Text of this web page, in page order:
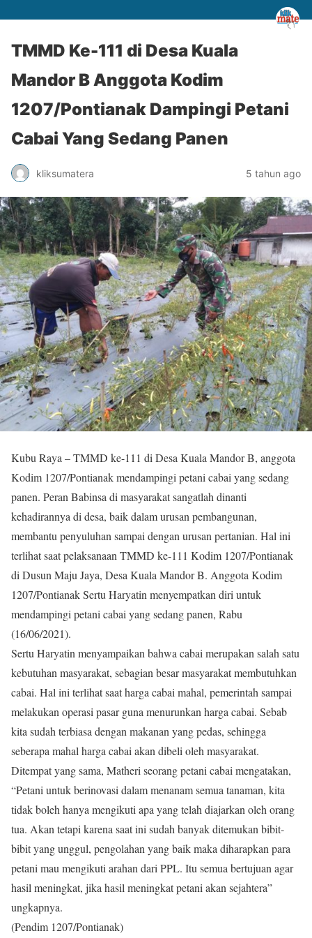
TMMD Ke-111 di Desa Kuala
Mandor B Anggota Kodim
1207/Pontianak Dampingi Petani
Cabai Yang Sedang Panen
kliksumatera 5 tahun ago
Kubu Raya – TMMD ke-111 di Desa Kuala Mandor B, anggota
Kodim 1207/Pontianak mendampingi petani cabai yang sedang
panen. Peran Babinsa di masyarakat sangatlah dinanti
kehadirannya di desa, baik dalam urusan pembangunan,
membantu penyuluhan sampai dengan urusan pertanian. Hal ini
terlihat saat pelaksanaan TMMD ke-111 Kodim 1207/Pontianak
di Dusun Maju Jaya, Desa Kuala Mandor B. Anggota Kodim
1207/Pontianak Sertu Haryatin menyempatkan diri untuk
mendampingi petani cabai yang sedang panen, Rabu
(16/06/2021).
Sertu Haryatin menyampaikan bahwa cabai merupakan salah satu
kebutuhan masyarakat, sebagian besar masyarakat membutuhkan
cabai. Hal ini terlihat saat harga cabai mahal, pemerintah sampai
melakukan operasi pasar guna menurunkan harga cabai. Sebab
kita sudah terbiasa dengan makanan yang pedas, sehingga
seberapa mahal harga cabai akan dibeli oleh masyarakat.
Ditempat yang sama, Matheri seorang petani cabai mengatakan,
“Petani untuk berinovasi dalam menanam semua tanaman, kita
tidak boleh hanya mengikuti apa yang telah diajarkan oleh orang
tua. Akan tetapi karena saat ini sudah banyak ditemukan bibit-
bibit yang unggul, pengolahan yang baik maka diharapkan para
petani mau mengikuti arahan dari PPL. Itu semua bertujuan agar
hasil meningkat, jika hasil meningkat petani akan sejahtera”
ungkapnya.
(Pendim 1207/Pontianak)